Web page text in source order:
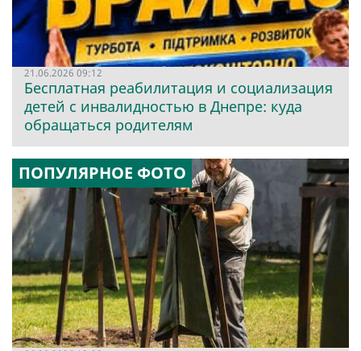
21.06.2026 09:12
Бесплатная реабилитация и социализация
детей с инвалидностью в Днепре: куда
обращаться родителям
ПОПУЛЯРНОЕ ФОТО